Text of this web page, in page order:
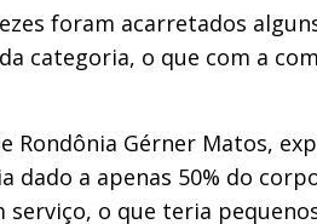
foram acarretados
categoria, o que com a
Rondônia Gérner Matos,
dado a apenas 50% do
o que teria